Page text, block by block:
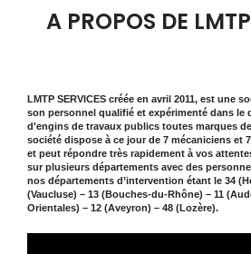
A PROPOS DE
LMTP SERVICES créée en avril 2011, est une
son personnel qualifié et expérimenté dans le
d'engins de travaux publics toutes marques
société dispose à ce jour de 7 mécaniciens et
et peut répondre très rapidement à vos
sur plusieurs départements avec des
nos départements d’intervention étant le 34
(Vaucluse) – 13 (Bouches-du-Rhône) – 11
Orientales) – 12 (Aveyron) – 48 (Lozère).